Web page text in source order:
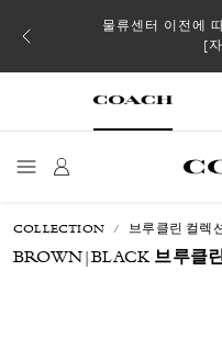
스트
물류센터 이전에
[
COLLECTION 브루클린 컬렉
BROWN|BLACK 브루클